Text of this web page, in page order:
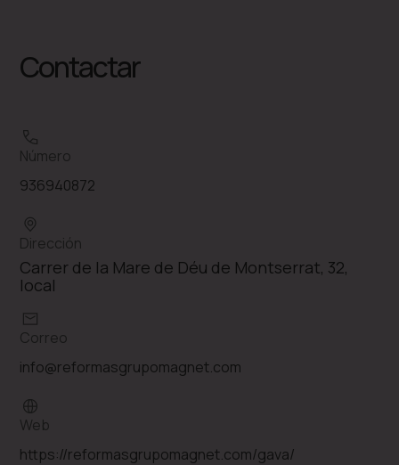
Contactar
Número
936940872
Dirección
Carrer de la Mare de Déu de Montserrat, 32,
local
Correo
info@reformasgrupomagnet.com
Web
https://reformasgrupomagnet.com/gava/